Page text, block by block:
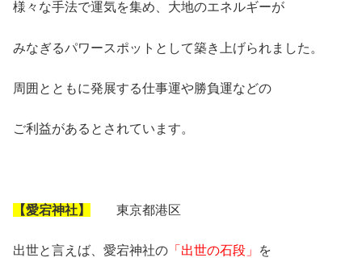
様々な手法で運気を集め、大地のエネルギーが
みなぎるパワースポットとして築き上げられました。
周囲とともに発展する仕事運や勝負運などの
ご利益があるとされています。
【愛宕神社】 東京都港区
出世と言えば、愛宕神社の 「出世の石段」 を